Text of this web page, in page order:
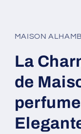
MAISON
La
de